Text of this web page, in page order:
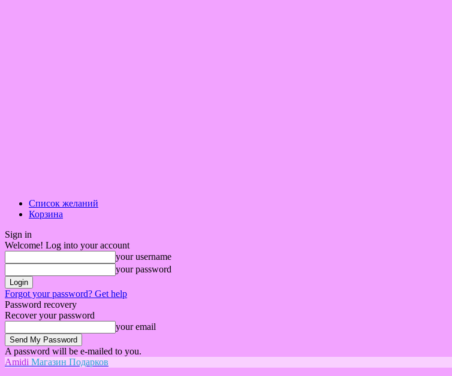
Список желаний
Корзина
Sign in
Welcome! Log into your account
your username
your password
Forgot your password? Get help
Password recovery
Recover your password
your email
A password will be e-mailed to you.
Amidi Магазин Подарков